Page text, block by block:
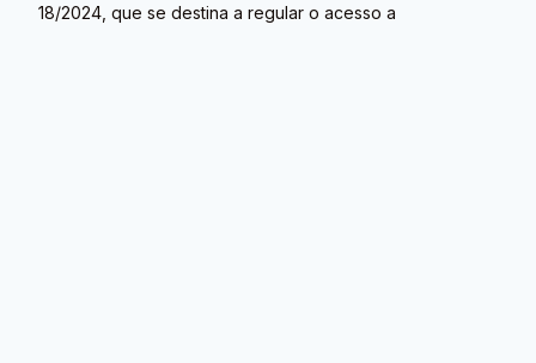
18/2024, que se destina a regular o acesso a